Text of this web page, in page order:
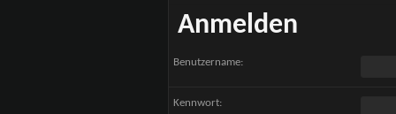
Anmelden
Benutzername:
Kennwort: